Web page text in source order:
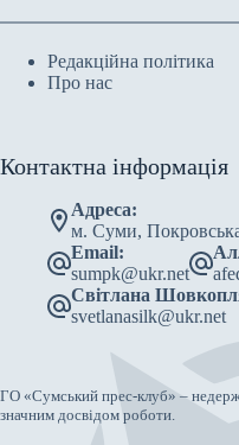
Редакційна політика
Про нас
Контактна інформація
Адреса:
м. Суми,
Email:
sumpk@ukr.net
Світлана
svetlanasilk@ukr.net
ГО «Сумський прес-клуб» –
значним досвідом роботи.